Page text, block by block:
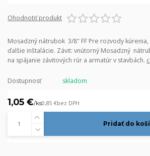
Ohodnotiť produkt
Mosadzný nátrubok 3/8" FF Pre rozvody kúrenia,
ďalšie inštalácie. Závit: vnútorný Mosadzný
na spájanie závitových rúr a armatúr v stavbách.
Dostupnosť skladom
1,05 €/ks0,85 €bez DPH
Pridať do